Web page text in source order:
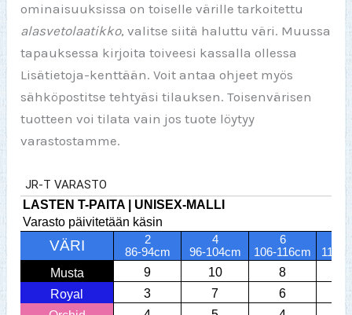
ominaisuuksissa on toiselle värille tarkoitettu
alasvetolaatikko, valitse siitä haluttu väri. Muussa
tapauksessa kirjoita toiveesi kassalla ollessa
Lisätietoja-kenttään. Voit antaa ohjeet myös
sähköpostitse tehtyäsi tilauksen. Toisenvärisen
tuotteen voi tilata vain jos tuote löytyy
varastostamme.